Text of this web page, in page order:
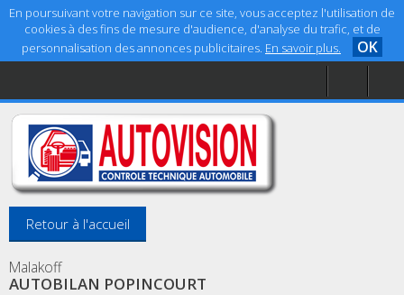
En poursuivant votre navigation sur ce site, vous acceptez l'utilisation de
cookies à des fins de mesure d'audience, d'analyse du trafic, et de
personnalisation des annonces publicitaires. En savoir plus. OK
Accueil
Aide
Mentions légales
Retour à l'accueil
Malakoff
AUTOBILAN POPINCOURT